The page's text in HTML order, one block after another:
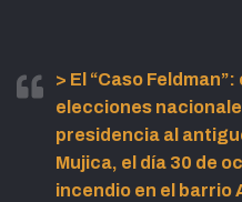
> El “Caso Feldman”:
elecciones
presidencia al
Mujica, el día 30 de
incendio en el barrio